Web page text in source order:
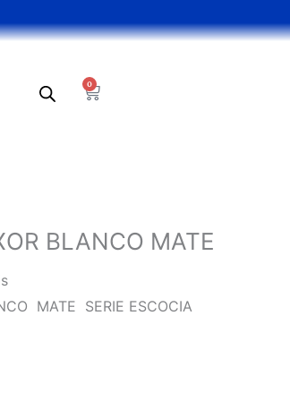
0
Cart
BLANCO MATE
MATE SERIE ESCOCIA